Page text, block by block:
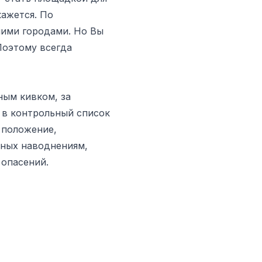
По
городами. Но Вы
всегда
кивком, за
контрольный список
положение,
наводнениям,